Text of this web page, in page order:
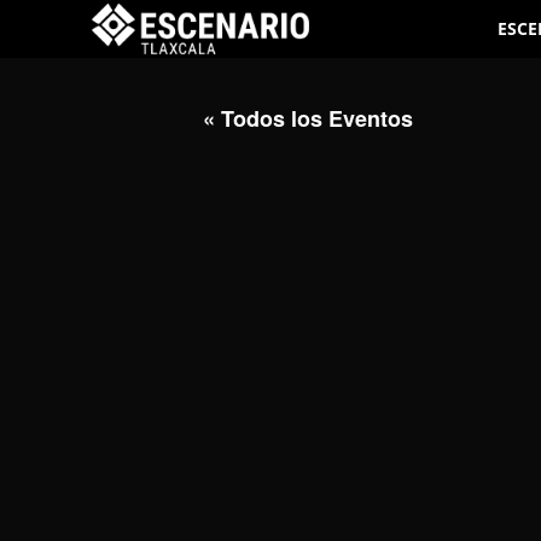
« Todos los Eventos